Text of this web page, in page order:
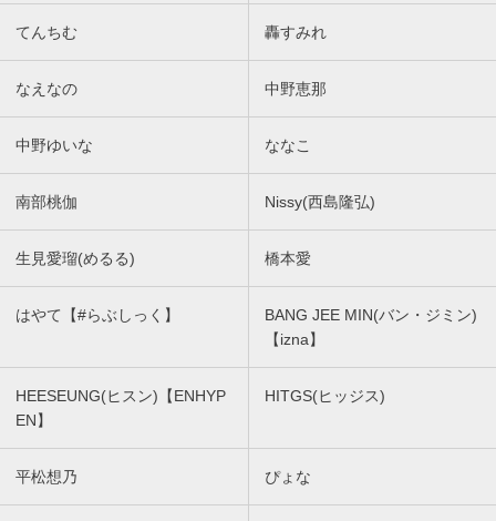
てんちむ 轟すみれ
なえなの 中野恵那
中野ゆいな ななこ
南部桃伽 Nissy(西島隆弘)
生見愛瑠(めるる) 橋本愛
はやて【#らぶしっく】
BANG JEE MIN(バン・ジミン)
【izna】
HEESEUNG(ヒスン)【ENHYP
EN】
HITGS(ヒッジス)
平松想乃 ぴょな